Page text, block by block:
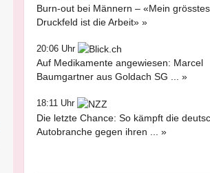
Burn-out bei Männern – «Mein grösstes
Druckfeld ist die Arbeit» »
20:06 Uhr
Auf Medikamente angewiesen: Marcel
Baumgartner aus Goldach SG ... »
18:11 Uhr
Die letzte Chance: So kämpft die
Autobranche gegen ihren ... »